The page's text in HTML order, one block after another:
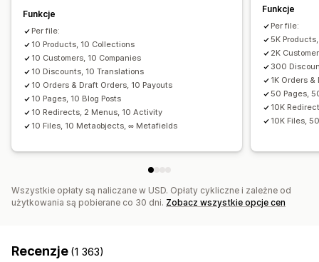
Edycja zbiorcza
Obsługa dużych plików
Aktualizacje zbiorcze
Kolekcje
Zamówienia
Produkty Zmień platformę
Funkcje
Per file:
10 Products, 10 Collections
10 Customers, 10 Companies
10 Discounts, 10 Translations
10 Orders & Draft Orders, 10 Payouts
10 Pages, 10 Blog Posts
10 Redirects, 2 Menus, 10 Activity
10 Files, 10 Metaobjects, ∞ Metafields
Funkcje
Per file:
5K
2K
300
1K Orders
50 Pages,
10K
10K Files,
Wszystkie opłaty są naliczane w USD. Opłaty cykliczne i zależne od
użytkowania są pobierane co 30 dni. Zobacz wszystkie opcje cen
Recenzje (1 363)